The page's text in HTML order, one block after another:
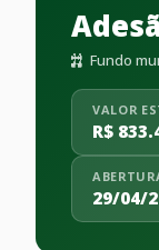
Fundo
VALOR
R$
29/04/